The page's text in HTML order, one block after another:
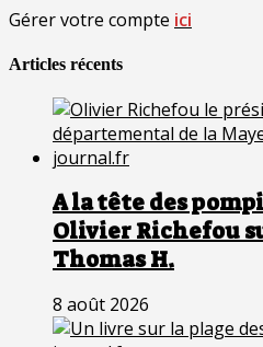
Gérer votre compte ici
Articles récents
A la tête des
Olivier Richefou
Thomas H.
8 août 2026